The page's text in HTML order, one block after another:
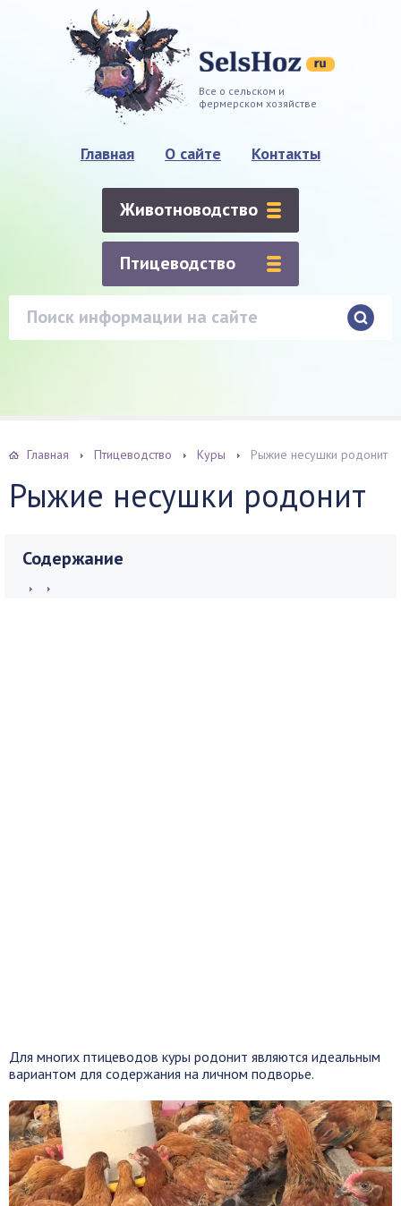
Все о сельском и
фермерском хозяйстве
Главная О сайте Контакты
Животноводство
Птицеводство
Главная Птицеводство Куры Рыжие несушки родонит
Рыжие несушки родонит
Содержание
Для многих птицеводов куры родонит являются идеальным
вариантом для содержания на личном подворье.